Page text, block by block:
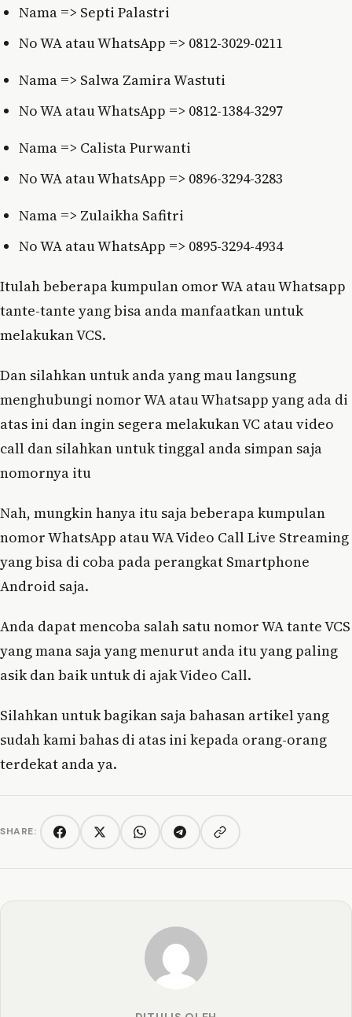
Nama => Septi Palastri
No WA atau WhatsApp => 0812-3029-0211
Nama => Salwa Zamira Wastuti
No WA atau WhatsApp => 0812-1384-3297
Nama => Calista Purwanti
No WA atau WhatsApp => 0896-3294-3283
Nama => Zulaikha Safitri
No WA atau WhatsApp => 0895-3294-4934
Itulah beberapa kumpulan omor WA atau Whatsapp
tante-tante yang bisa anda manfaatkan untuk
melakukan VCS.
Dan silahkan untuk anda yang mau langsung
menghubungi nomor WA atau Whatsapp yang ada di
atas ini dan ingin segera melakukan VC atau video
call dan silahkan untuk tinggal anda simpan saja
nomornya itu
Nah, mungkin hanya itu saja beberapa kumpulan
nomor WhatsApp atau WA Video Call Live Streaming
yang bisa di coba pada perangkat Smartphone
Android saja.
Anda dapat mencoba salah satu nomor WA tante VCS
yang mana saja yang menurut anda itu yang paling
asik dan baik untuk di ajak Video Call.
Silahkan untuk bagikan saja bahasan artikel yang
sudah kami bahas di atas ini kepada orang-orang
terdekat anda ya.
SHARE: FacebookTwitter/XWhatsAppTelegramCopy link